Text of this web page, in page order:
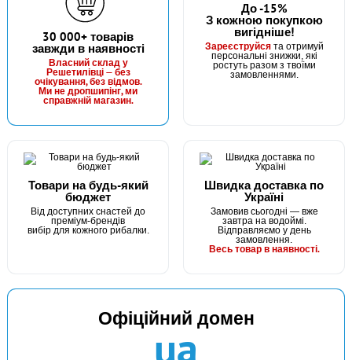
#2906450093334
В наявності
25 грн 2 шт.
Волосінь Winner KingFisher 30m. 0,20mm
#2906450093341
30 000+ товарів
завжди в наявності
Власний склад у
Решетилівці — без
очікування, без відмов.
Ми не дропшипінг, ми
справжній магазин.
До -15%
З кожною покупкою
вигідніше!
Зареєструйсята отримуй
персональні знижки, які
ростуть разом з твоїми
замовленнями.
Товари на будь-який
бюджет
Від доступних снастей до
преміум-брендів
вибір для кожного рибалки.
Швидка доставка по
Україні
Замовив сьогодні — вже
завтра на водоймі.
Відправляємо у день
замовлення.
Весь товар в наявності.
Офіційний домен
ua